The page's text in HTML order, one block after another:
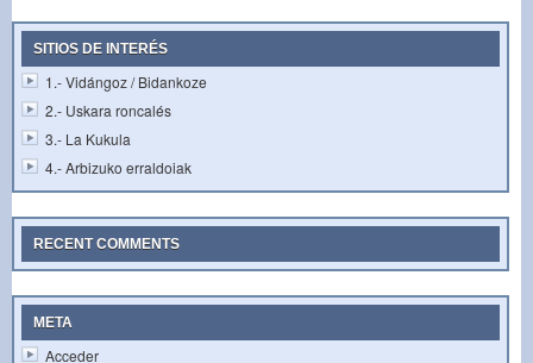
SITIOS DE INTERÉS
1.- Vidángoz / Bidankoze
2.- Uskara roncalés
3.- La Kukula
4.- Arbizuko erraldoiak
RECENT COMMENTS
META
Acceder